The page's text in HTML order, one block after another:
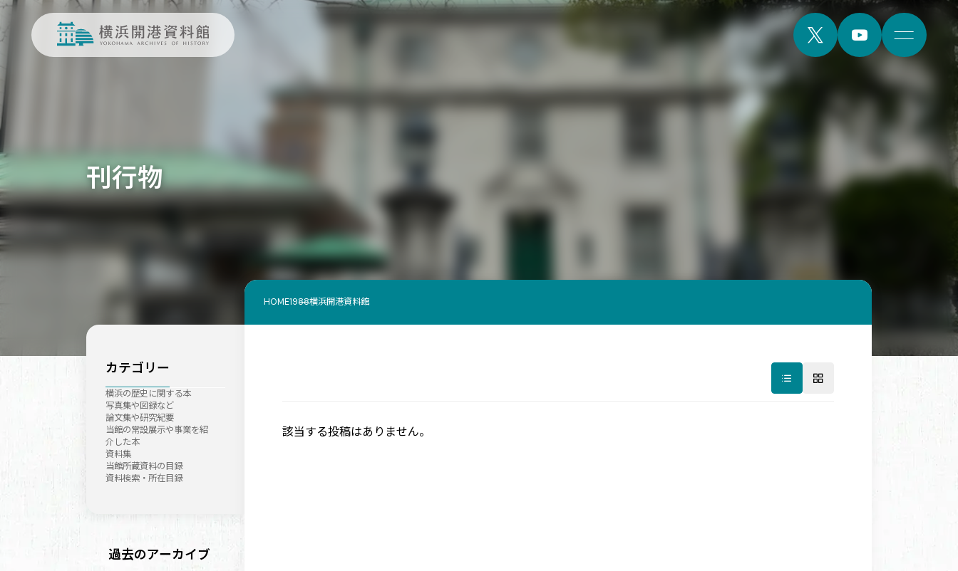
刊行物
HOME1988横浜開港資料館
該当する投稿はありません。
カテゴリー
横浜の歴史に関する本
写真集や図録など
論文集や研究紀要
当館の常設展示や事業を紹
介した本
資料集
当館所蔵資料の目録
資料検索・所在目録
過去のアーカイブ